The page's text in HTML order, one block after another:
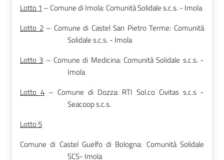
Lotto 1 – Comune di Imola: Comunità Solidale s.c.s. - Imola
Lotto 2– Comune di Castel San Pietro Terme: Comunità
Solidale s.c.s. - Imola
Lotto 3 – Comune di Medicina: Comunità Solidale s.c.s. -
Imola
Lotto 4– Comune di Dozza: RTI Sol.co Civitas s.c.s -
Seacoop s.c.s.
Lotto 5
Comune di Castel Guelfo di Bologna: Comunità Solidale
SCS- Imola